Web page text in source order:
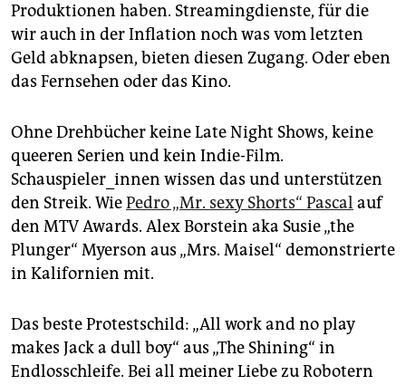
Produktionen haben. Streamingdienste, für die
wir auch in der Inflation noch was vom letzten
Geld abknapsen, bieten diesen Zugang. Oder eben
das Fernsehen oder das Kino.
Ohne Drehbücher keine Late Night Shows, keine
queeren Serien und kein Indie-Film.
Schauspieler_innen wissen das und unterstützen
den Streik. WiePedro „Mr. sexy Shorts“ Pascal auf
den MTV Awards. Alex Borstein aka Susie „the
Plunger“ Myerson aus „Mrs. Maisel“ demonstrierte
in Kalifornien mit.
Das beste Protestschild: „All work and no play
makes Jack a dull boy“ aus „The Shining“ in
Endlosschleife. Bei all meiner Liebe zu Robotern